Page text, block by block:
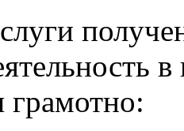
грамотно: